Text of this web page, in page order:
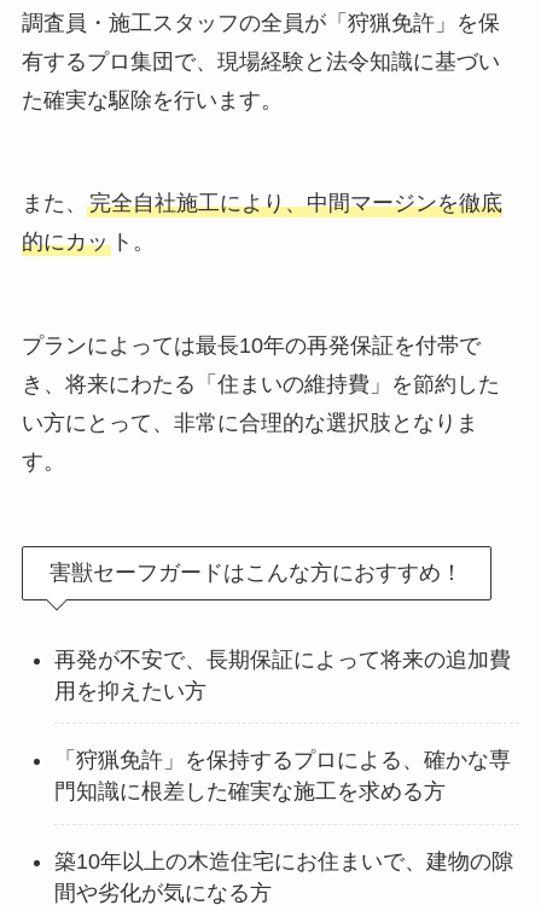
調査員・施工スタッフの全員が「狩猟免許」を保
有するプロ集団で、現場経験と法令知識に基づい
た確実な駆除を行います。
また、 完全自社施工により、中間マージンを徹底
的にカット。
プランによっては最長10年の再発保証を付帯で
き、将来にわたる「住まいの維持費」を節約した
い方にとって、非常に合理的な選択肢となりま
す。
害獣セーフガードはこんな方におすすめ！
再発が不安で、長期保証によって将来の追加費
用を抑えたい方
「狩猟免許」を保持するプロによる、確かな専
門知識に根差した確実な施工を求める方
築10年以上の木造住宅にお住まいで、建物の隙
間や劣化が気になる方